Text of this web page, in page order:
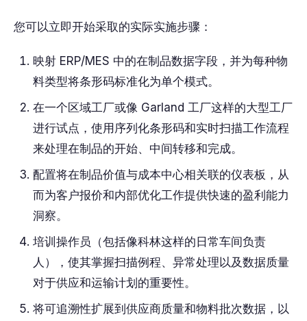
您可以立即开始采取的实际实施步骤：
映射 ERP/MES 中的在制品数据字段，并为每种物
料类型将条形码标准化为单个模式。
在一个区域工厂或像 Garland 工厂这样的大型工厂
进行试点，使用序列化条形码和实时扫描工作流程
来处理在制品的开始、中间转移和完成。
配置将在制品价值与成本中心相关联的仪表板，从
而为客户报价和内部优化工作提供快速的盈利能力
洞察。
培训操作员（包括像科林这样的日常车间负责
人），使其掌握扫描例程、异常处理以及数据质量
对于供应和运输计划的重要性。
将可追溯性扩展到供应商质量和物料批次数据，以